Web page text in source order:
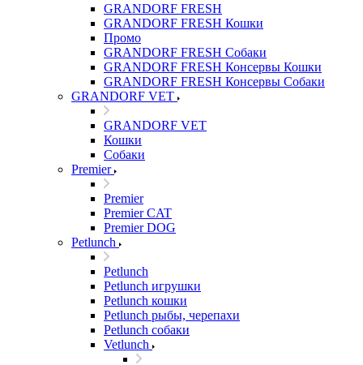
GRANDORF FRESH
GRANDORF FRESH Кошки
Промо
GRANDORF FRESH Собаки
GRANDORF FRESH Консервы Кошки
GRANDORF FRESH Консервы Собаки
GRANDORF VET
GRANDORF VET
Кошки
Собаки
Premier
Premier
Premier CAT
Premier DOG
Petlunch
Petlunch
Petlunch игрушки
Petlunch кошки
Petlunch рыбы, черепахи
Petlunch собаки
Vetlunch